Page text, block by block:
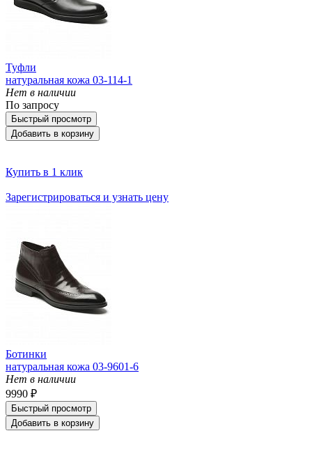
Туфли
натуральная кожа 03-114-1
Нет в наличии
По запросу
Быстрый просмотр
Добавить в корзину
Купить в 1 клик
Зарегистрироваться и узнать цену
Ботинки
натуральная кожа 03-9601-6
Нет в наличии
9990 ₽
Быстрый просмотр
Добавить в корзину